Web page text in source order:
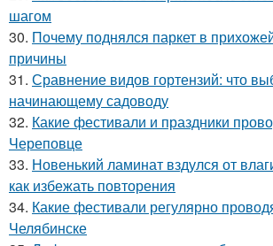
шагом
30. Почему поднялся паркет в
причины
31. Сравнение видов гортензий: что
начинающему садоводу
32. Какие фестивали и праздники
Череповце
33. Новенький ламинат вздулся от
как избежать повторения
34. Какие фестивали регулярно
Челябинске